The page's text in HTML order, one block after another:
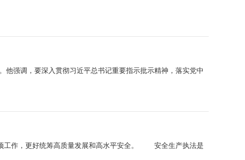
强调，要深入贯彻习近平总书记重要指示批示精神，落实党中
工作，更好统筹高质量发展和高水平安全。 安全生产执法是